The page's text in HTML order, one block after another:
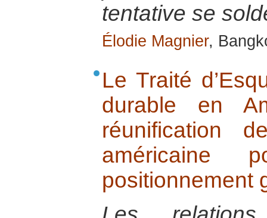
tentative se
Élodie Magnier,
Le Traité
durable en
réunification
américaine
positionnement